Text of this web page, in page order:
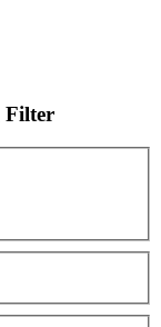
Filter